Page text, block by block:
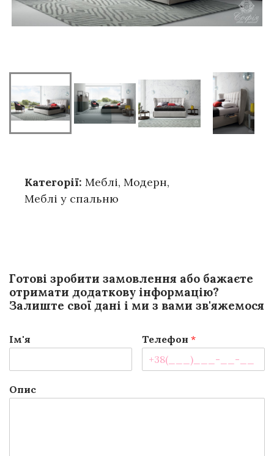
Категорії: Меблі, Модерн,
Меблі у спальню
Готові зробити замовлення або бажаєте
отримати додаткову інформацію?
Залиште свої дані і ми з вами зв'яжемося
Ім'я Телефон*
Опис